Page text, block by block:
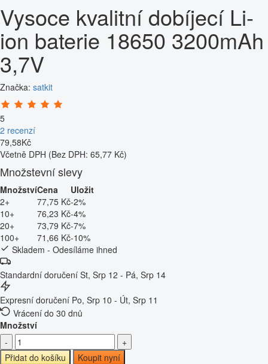
Vysoce kvalitní dobíjecí Li-
ion baterie 18650 3200mAh
3,7V
Značka: satkit
5
2 recenzí
79,58Kč
Včetně DPH (Bez DPH: 65,77 Kč)
Množstevní slevy
MnožstvíCena
Uložit
2+
77,75 Kč-2%
10+
76,23 Kč-4%
20+
73,79 Kč-7%
100+
71,66 Kč-10%
Skladem - Odesíláme ihned
Standardní doručení St, Srp 12 - Pá, Srp 14
Expresní doručení Po, Srp 10 - Út, Srp 11
Vrácení do 30 dnů
Množství
-
+
Přidat do košíku
Koupit nyní